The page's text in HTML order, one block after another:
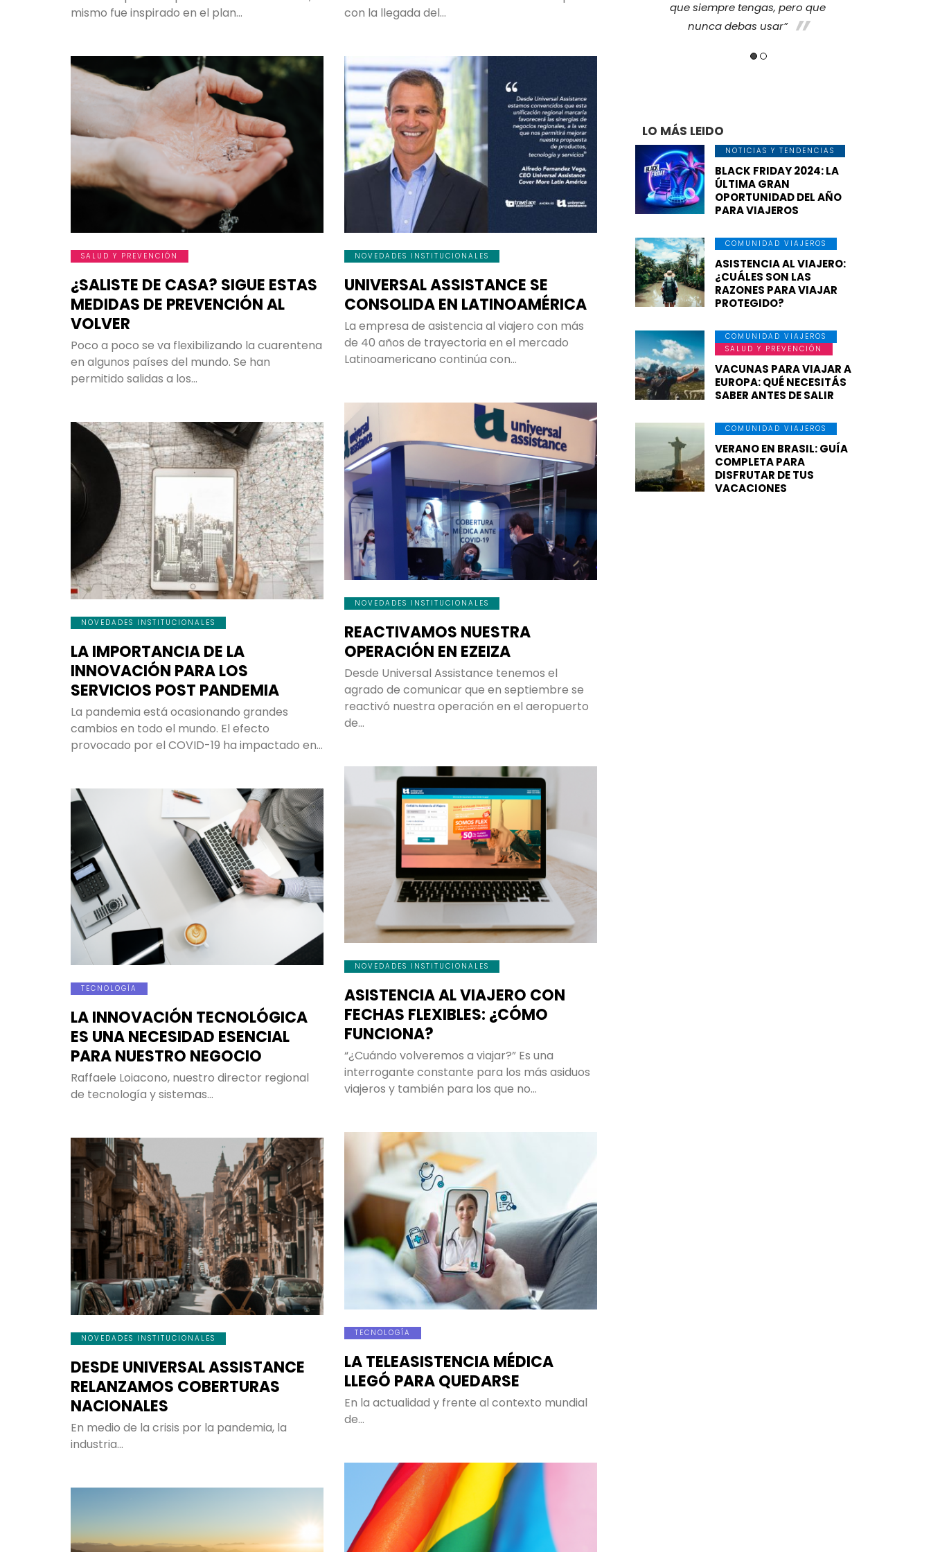
mismo fue inspirado en el plan…
con la llegada del…
SALUD Y PREVENCIÓN
¿SALISTE DE CASA? SIGUE ESTAS
MEDIDAS DE PREVENCIÓN AL
VOLVER
Poco a poco se va flexibilizando la cuarentena
en algunos países del mundo. Se han
permitido salidas a los…
NOVEDADES INSTITUCIONALES
UNIVERSAL ASSISTANCE SE
CONSOLIDA EN LATINOAMÉRICA
La empresa de asistencia al viajero con más
de 40 años de trayectoria en el mercado
Latinoamericano continúa con…
NOVEDADES INSTITUCIONALES
REACTIVAMOS NUESTRA
OPERACIÓN EN EZEIZA
Desde Universal Assistance tenemos el
agrado de comunicar que en septiembre se
reactivó nuestra operación en el aeropuerto
de…
NOVEDADES INSTITUCIONALES
LA IMPORTANCIA DE LA
INNOVACIÓN PARA LOS
SERVICIOS POST PANDEMIA
La pandemia está ocasionando grandes
cambios en todo el mundo. El efecto
provocado por el COVID-19 ha impactado en…
NOVEDADES INSTITUCIONALES
ASISTENCIA AL VIAJERO CON
FECHAS FLEXIBLES: ¿CÓMO
FUNCIONA?
“¿Cuándo volveremos a viajar?” Es una
interrogante constante para los más asiduos
viajeros y también para los que no…
TECNOLOGÍA
LA INNOVACIÓN TECNOLÓGICA
ES UNA NECESIDAD ESENCIAL
PARA NUESTRO NEGOCIO
Raffaele Loiacono, nuestro director regional
de tecnología y sistemas…
TECNOLOGÍA
LA TELEASISTENCIA MÉDICA
LLEGÓ PARA QUEDARSE
En la actualidad y frente al contexto mundial
de…
NOVEDADES INSTITUCIONALES
DESDE UNIVERSAL ASSISTANCE
RELANZAMOS COBERTURAS
NACIONALES
En medio de la crisis por la pandemia, la
industria…
que siempre tengas, pero que
LO MÁS LEIDO
NOTICIAS Y TENDENCIAS
BLACK FRIDAY 2024: LA
ÚLTIMA GRAN
OPORTUNIDAD DEL AÑO
PARA VIAJEROS
COMUNIDAD VIAJEROS
ASISTENCIA AL VIAJERO:
¿CUÁLES SON LAS
RAZONES PARA VIAJAR
PROTEGIDO?
COMUNIDAD VIAJEROS
SALUD Y PREVENCIÓN
VACUNAS PARA VIAJAR A
EUROPA: QUÉ NECESITÁS
SABER ANTES DE SALIR
COMUNIDAD VIAJEROS
VERANO EN BRASIL: GUÍA
COMPLETA PARA
DISFRUTAR DE TUS
VACACIONES